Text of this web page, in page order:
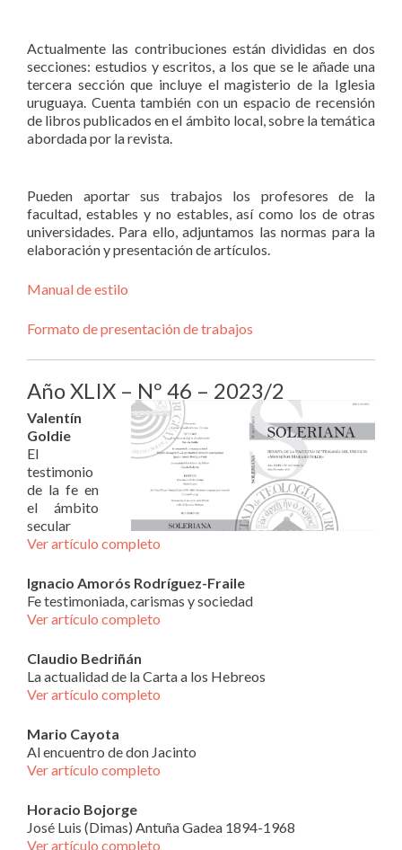
Actualmente las contribuciones están divididas en dos
secciones: estudios y escritos, a los que se le añade una
tercera sección que incluye el magisterio de la Iglesia
uruguaya. Cuenta también con un espacio de recensión
de libros publicados en el ámbito local, sobre la temática
abordada por la revista.
Pueden aportar sus trabajos los profesores de la
facultad, estables y no estables, así como los de otras
universidades. Para ello, adjuntamos las normas para la
elaboración y presentación de artículos.
Manual de estilo
Formato de presentación de trabajos
Año XLIX – Nº 46 – 2023/2
Valentín
Goldie
El
testimonio
de la fe en
el ámbito
secular
Ver artículo completo
Ignacio Amorós Rodríguez-Fraile
Fe testimoniada, carismas y sociedad
Ver artículo completo
Claudio Bedriñán
La actualidad de la Carta a los Hebreos
Ver artículo completo
Mario Cayota
Al encuentro de don Jacinto
Ver artículo completo
Horacio Bojorge
José Luis (Dimas) Antuña Gadea 1894-1968
Ver artículo completo